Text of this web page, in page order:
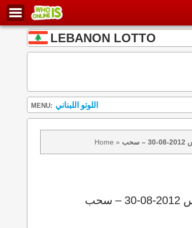
LEBANON LOTTO
MENU: اللوتو اللبناني
Home »
نتائج سحب اللوتو 1018 الخميس 2012-08-30 – سحب zeed زيد loto 1018 loto 1018 نتيجة اللوتو الخميس – سحب اللوتو